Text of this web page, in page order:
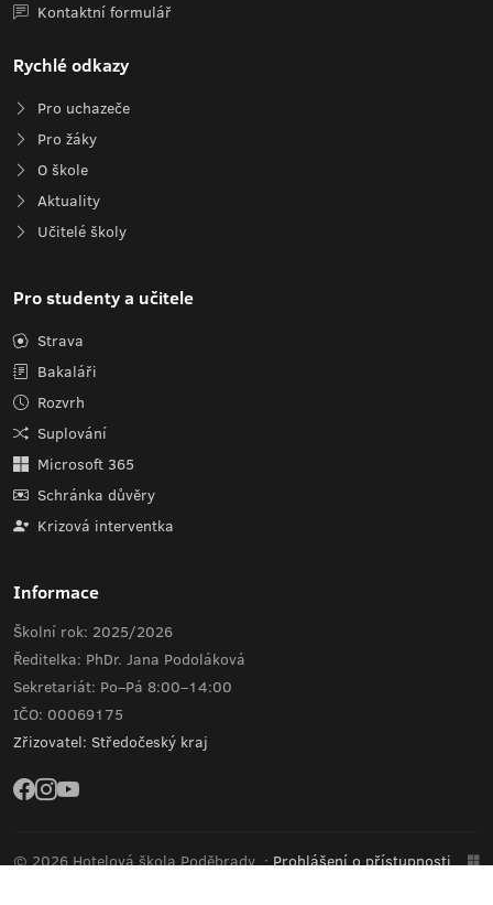
Kontaktní formulář
Rychlé odkazy
Pro uchazeče
Pro žáky
O škole
Aktuality
Učitelé školy
Pro studenty a učitele
Strava
Bakaláři
Rozvrh
Suplování
Microsoft 365
Schránka důvěry
Krizová interventka
Informace
Školní rok: 2025/2026
Ředitelka: PhDr. Jana Podoláková
Sekretariát: Po–Pá 8:00–14:00
IČO: 00069175
Zřizovatel: Středočeský kraj
© 2026 Hotelová škola Poděbrady·Prohlášení o přístupnosti